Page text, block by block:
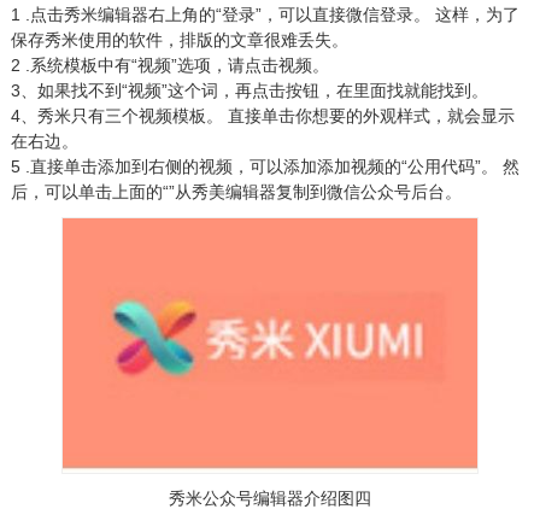
1 .点击秀米编辑器右上角的“登录”，可以直接微信登录。 这样，为了
保存秀米使用的软件，排版的文章很难丢失。
2 .系统模板中有“视频”选项，请点击视频。
3、如果找不到“视频”这个词，再点击按钮，在里面找就能找到。
4、秀米只有三个视频模板。 直接单击你想要的外观样式，就会显示
在右边。
5 .直接单击添加到右侧的视频，可以添加添加视频的“公用代码”。 然
后，可以单击上面的“”从秀美编辑器复制到微信公众号后台。
秀米公众号编辑器介绍图四